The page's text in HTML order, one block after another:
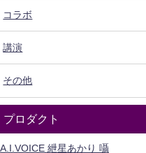
コラボ
講演
その他
プロダクト
A.I.VOICE 紲星あかり 囁